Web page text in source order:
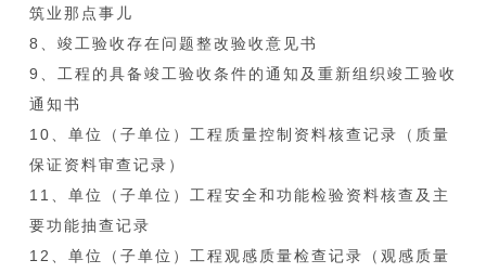
筑业那点事儿
8、竣工验收存在问题整改验收意见书
9、工程的具备竣工验收条件的通知及重新组织竣工验收
通知书
10、单位（子单位）工程质量控制资料核查记录（质量
保证资料审查记录）
11、单位（子单位）工程安全和功能检验资料核查及主
要功能抽查记录
12、单位（子单位）工程观感质量检查记录（观感质量